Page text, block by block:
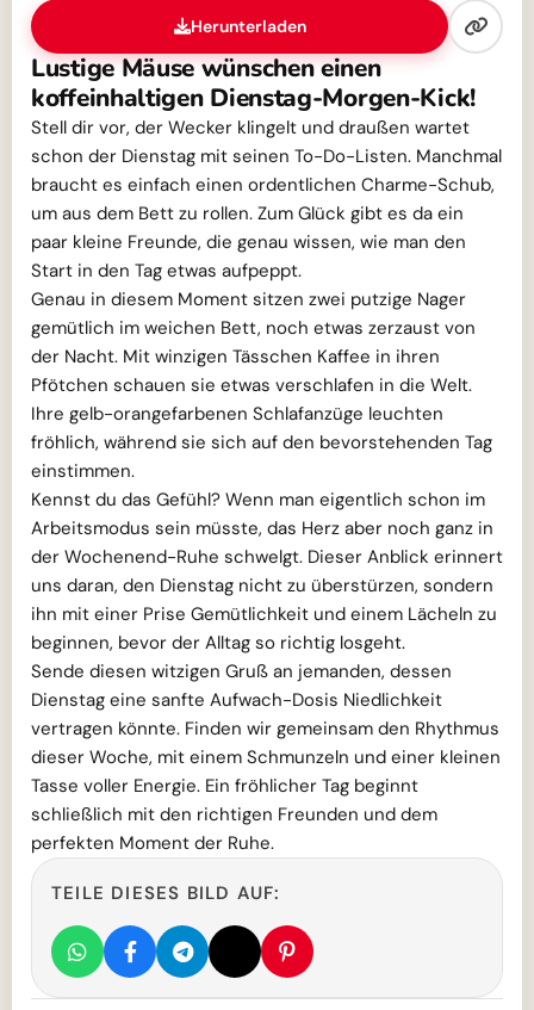
Herunterladen
Lustige Mäuse wünschen einen
koffeinhaltigen Dienstag-Morgen-Kick!
Stell dir vor, der Wecker klingelt und draußen wartet
schon der Dienstag mit seinen To-Do-Listen. Manchmal
braucht es einfach einen ordentlichen Charme-Schub,
um aus dem Bett zu rollen. Zum Glück gibt es da ein
paar kleine Freunde, die genau wissen, wie man den
Start in den Tag etwas aufpeppt.
Genau in diesem Moment sitzen zwei putzige Nager
gemütlich im weichen Bett, noch etwas zerzaust von
der Nacht. Mit winzigen Tässchen Kaffee in ihren
Pfötchen schauen sie etwas verschlafen in die Welt.
Ihre gelb-orangefarbenen Schlafanzüge leuchten
fröhlich, während sie sich auf den bevorstehenden Tag
einstimmen.
Kennst du das Gefühl? Wenn man eigentlich schon im
Arbeitsmodus sein müsste, das Herz aber noch ganz in
der Wochenend-Ruhe schwelgt. Dieser Anblick erinnert
uns daran, den Dienstag nicht zu überstürzen, sondern
ihn mit einer Prise Gemütlichkeit und einem Lächeln zu
beginnen, bevor der Alltag so richtig losgeht.
Sende diesen witzigen Gruß an jemanden, dessen
Dienstag eine sanfte Aufwach-Dosis Niedlichkeit
vertragen könnte. Finden wir gemeinsam den Rhythmus
dieser Woche, mit einem Schmunzeln und einer kleinen
Tasse voller Energie. Ein fröhlicher Tag beginnt
schließlich mit den richtigen Freunden und dem
perfekten Moment der Ruhe.
TEILE DIESES BILD AUF: